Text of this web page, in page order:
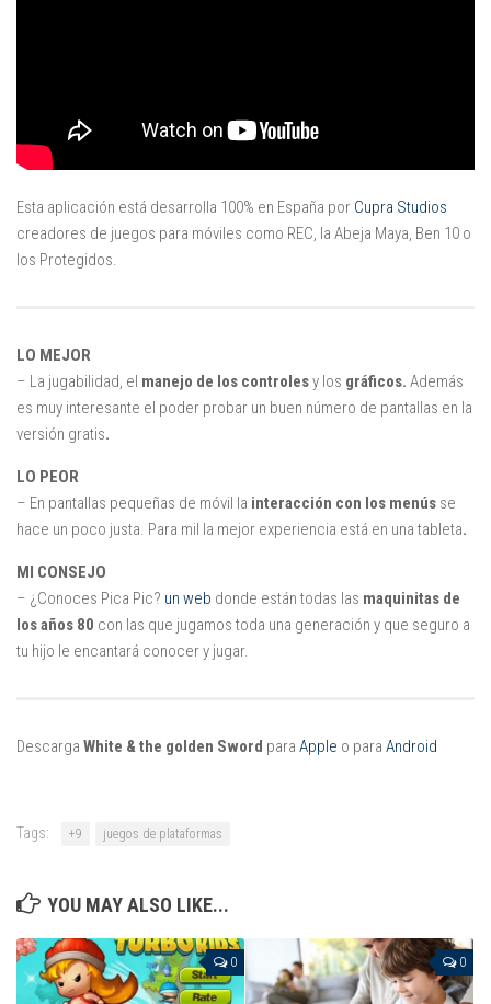
Sago Sago
Esta aplicación está desarrolla 100% en España por Cupra Studios
creadores de juegos para móviles como REC, la Abeja Maya, Ben 10 o
los Protegidos.
LO MEJOR
– La jugabilidad, el manejo de los controlesy los gráficos. Además
es muy interesante el poder probar un buen número de pantallas en la
versión gratis.
LO PEOR
– En pantallas pequeñas de móvil la interacción con los menús se
hace un poco justa. Para mil la mejor experiencia está en una tableta.
MI CONSEJO
– ¿Conoces Pica Pic? un web donde están todas las maquinitas de
los años 80 con las que jugamos toda una generación y que seguro a
tu hijo le encantará conocer y jugar.
Descarga White & the golden Sword para Apple o para Android
Tags: +9 juegos de plataformas
YOU MAY ALSO LIKE...
0 0